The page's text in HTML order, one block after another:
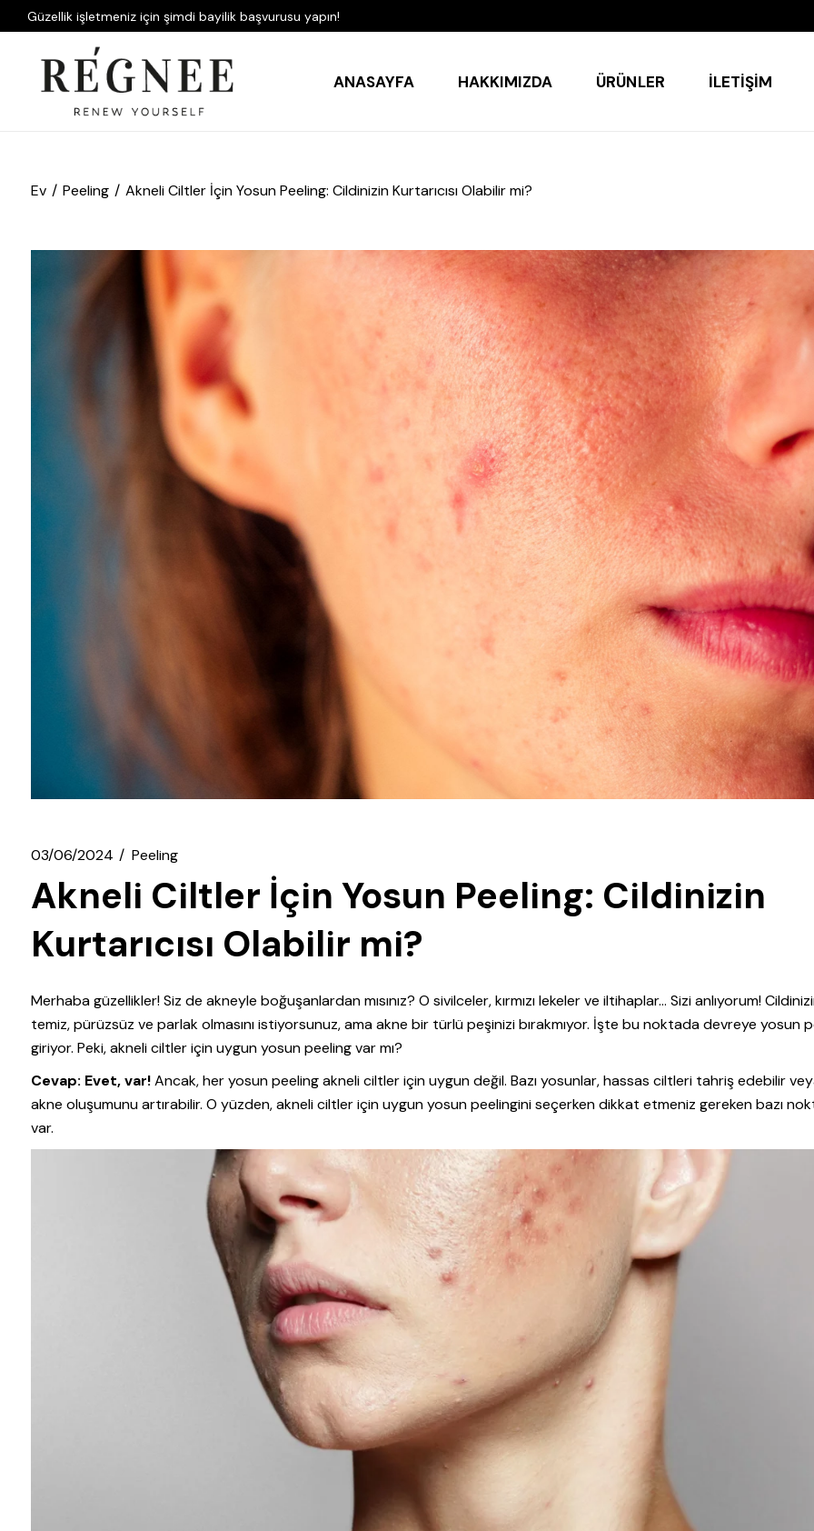
Güzellik işletmeniz için şimdi bayilik başvurusu yapın!
ANASAYFA HAKKIMIZDA ÜRÜNLER İLETIŞIM
Ev Peeling Akneli Ciltler İçin Yosun Peeling: Cildinizin Kurtarıcısı Olabilir mi?
03/06/2024 Peeling
Akneli Ciltler İçin Yosun Peeling: Cildinizin
Kurtarıcısı Olabilir mi?
Merhaba güzellikler! Siz de akneyle boğuşanlardan mısınız? O sivilceler, kırmızı lekeler ve iltihaplar… Sizi anlıyorum!
temiz, pürüzsüz ve parlak olmasını istiyorsunuz, ama akne bir türlü peşinizi bırakmıyor. İşte bu noktada devreye yosun
giriyor. Peki, akneli ciltler için uygun yosun peeling var mı?
Cevap: Evet, var!Ancak, her yosun peeling akneli ciltler için uygun değil. Bazı yosunlar, hassas ciltleri tahriş edebilir
akne oluşumunu artırabilir. O yüzden, akneli ciltler için uygun yosun peelingini seçerken dikkat etmeniz gereken bazı
var.